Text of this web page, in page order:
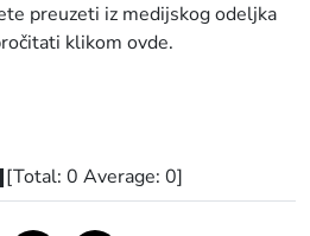
preuzeti iz medijskog odeljka
klikom ovde.
[Total: 0 Average: 0]